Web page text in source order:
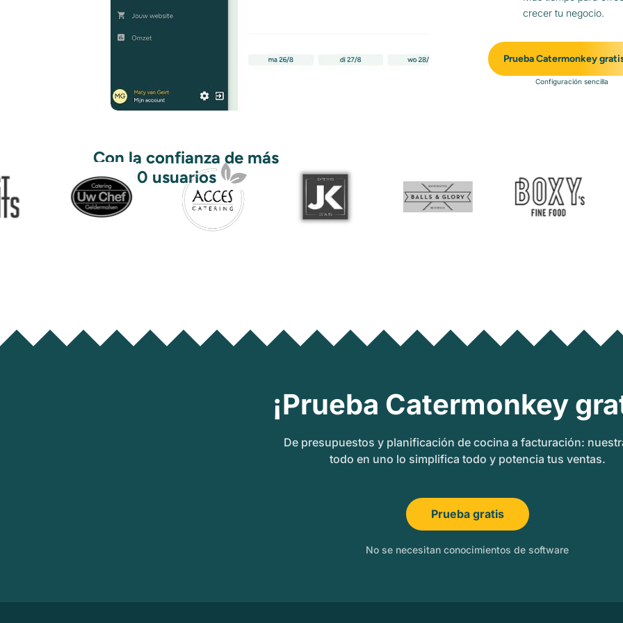
crecer tu negocio.
Prueba Catermonkey
Configuración sencilla
Con la confianza de más
de 500 usuarios
¡Prueba Catermonkey
De presupuestos y planificación de cocina a facturación:
todo en uno lo simplifica todo y potencia tus ventas.
Prueba gratis
No se necesitan conocimientos de software